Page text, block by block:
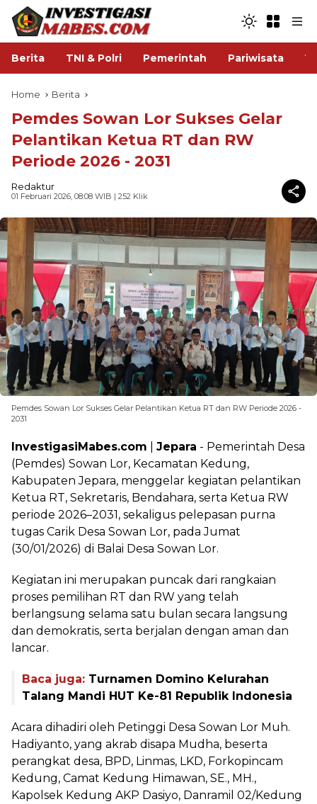
Berita TNI & Polri Pemerintah Pariwisata
Home Berita
Pemdes Sowan Lor Sukses Gelar
Pelantikan Ketua RT dan RW
Periode 2026 - 2031
Redaktur
01 Februari 2026, 08:08 WIB | 252 Klik
Pemdes Sowan Lor Sukses Gelar Pelantikan Ketua RT dan RW Periode 2026 -
2031
InvestigasiMabes.com Jepara - Pemerintah Desa
(Pemdes) Sowan Lor, Kecamatan Kedung,
Kabupaten Jepara, menggelar kegiatan pelantikan
Ketua RT, Sekretaris, Bendahara, serta Ketua RW
periode 2026–2031, sekaligus pelepasan purna
tugas Carik Desa Sowan Lor, pada Jumat
(30/01/2026) di Balai Desa Sowan Lor.
Kegiatan ini merupakan puncak dari rangkaian
proses pemilihan RT dan RW yang telah
berlangsung selama satu bulan secara langsung
dan demokratis, serta berjalan dengan aman dan
lancar.
Baca juga: Turnamen Domino Kelurahan
Talang Mandi HUT Ke-81 Republik Indonesia
Acara dihadiri oleh Petinggi Desa Sowan Lor Muh.
Hadiyanto, yang akrab disapa Mudha, beserta
perangkat desa, BPD, Linmas, LKD, Forkopincam
Kedung, Camat Kedung Himawan, SE., MH.,
Kapolsek Kedung AKP Dasiyo, Danramil 02/Kedung